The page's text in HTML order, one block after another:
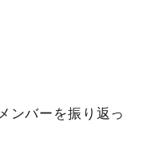
ンバーを振り返っ